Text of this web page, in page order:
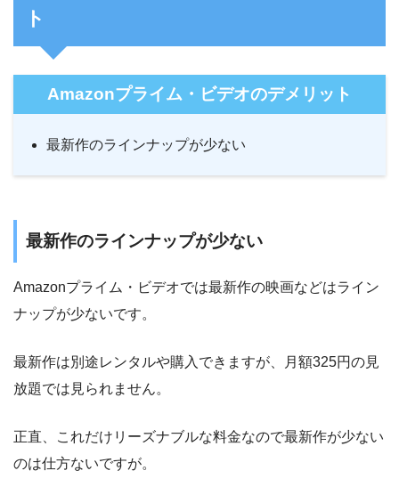
ト
Amazonプライム・ビデオのデメリット
最新作のラインナップが少ない
最新作のラインナップが少ない
Amazonプライム・ビデオでは最新作の映画などはライン
ナップが少ないです。
最新作は別途レンタルや購入できますが、月額325円の見
放題では見られません。
正直、これだけリーズナブルな料金なので最新作が少ない
のは仕方ないですが。